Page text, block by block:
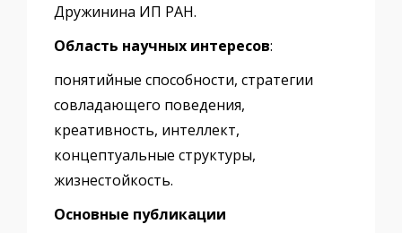
Дружинина ИП РАН.
Область научных интересов:
понятийные способности, стратегии
совладающего поведения,
креативность, интеллект,
концептуальные структуры,
жизнестойкость.
Основные публикации